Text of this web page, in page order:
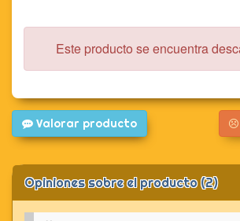
Este producto se encuentra
Valorar producto
Opiniones sobre el producto (2)